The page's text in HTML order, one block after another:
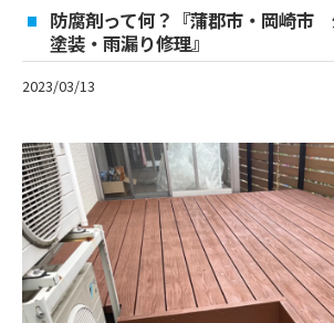
防腐剤って何？『蒲郡市・岡崎市
塗装・雨漏り修理』
2023/03/13